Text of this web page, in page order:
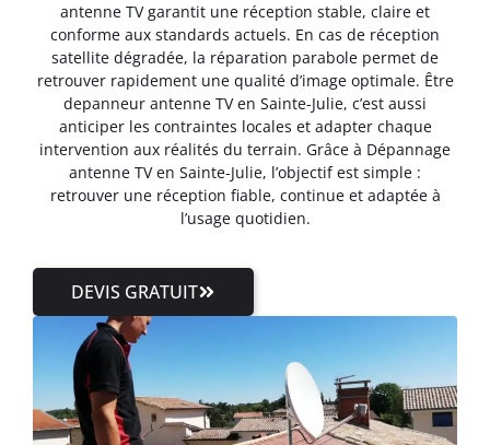
antenne TV garantit une réception stable, claire et
conforme aux standards actuels. En cas de réception
satellite dégradée, la réparation parabole permet de
retrouver rapidement une qualité d’image optimale. Être
depanneur antenne TV en Sainte-Julie, c’est aussi
anticiper les contraintes locales et adapter chaque
intervention aux réalités du terrain. Grâce à Dépannage
antenne TV en Sainte-Julie, l’objectif est simple :
retrouver une réception fiable, continue et adaptée à
l’usage quotidien.
DEVIS GRATUIT